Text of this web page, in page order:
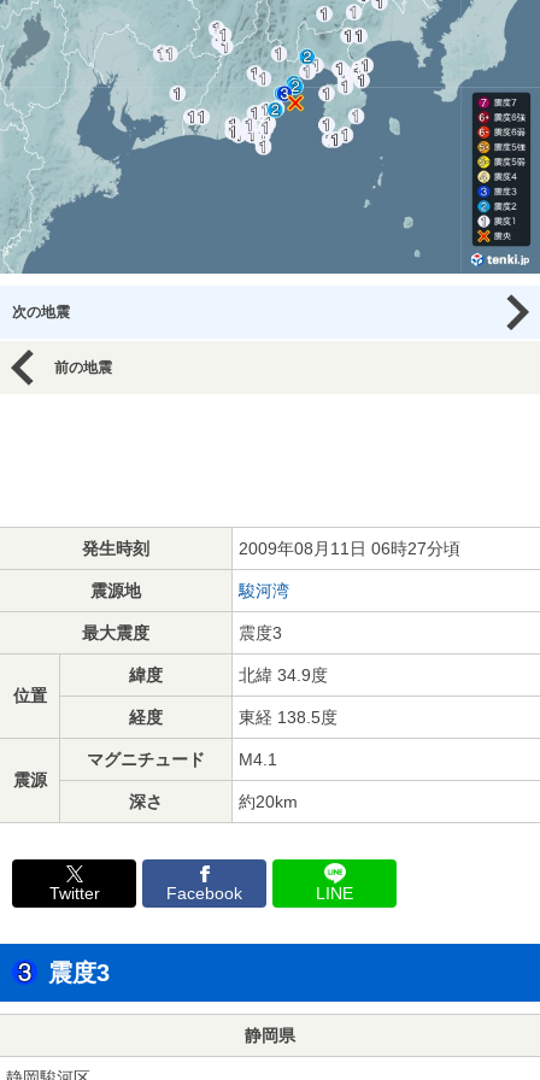
次の地震
前の地震
発生時刻 2009年08月11日 06時27分頃
震源地 駿河湾
最大震度 震度3
位置
緯度 北緯 34.9度
経度 東経 138.5度
震源
マグニチュード M4.1
深さ 約20km
Twitter Facebook LINE
震度3
静岡県